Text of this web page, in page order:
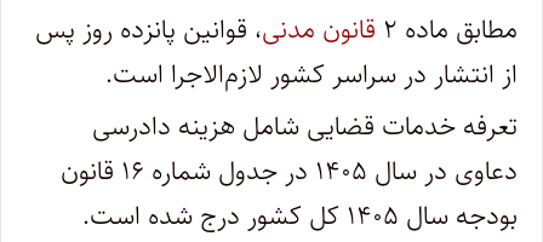
مطابق ماده ۲
قانون مدنی، قوانین پانزده روز پس
از انتشار در سراسر کشور لازم‌الاجرا است.
تعرفه خدمات قضایی شامل هزینه دادرسی
دعاوی در سال ۱۴۰۵ در جدول شماره ۱۶ قانون
بودجه سال ۱۴۰۵ کل کشور درج شده است.